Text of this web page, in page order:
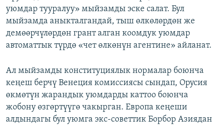
уюмдар тууралуу» мыйзамды эске салат. Бул
мыйзамда аныкталгандай, тыш өлкөлөрдөн же
демөөрчүлөрдөн грант алган коомдук уюмдар
автоматтык түрдө «чет өлкөнүн агентине» айланат.
Ал мыйзамды конституциялык нормалар боюнча
кеңеш берчү Венеция комиссиясы сындап, Орусия
өкмөтүн жарандык уюмдарды каттоо боюнча
жобону өзгөртүүгө чакырган. Европа кеңеши
алдындагы бул уюмга экс-советтик Борбор Азиядан